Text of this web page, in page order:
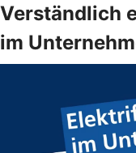
Verständlich
im